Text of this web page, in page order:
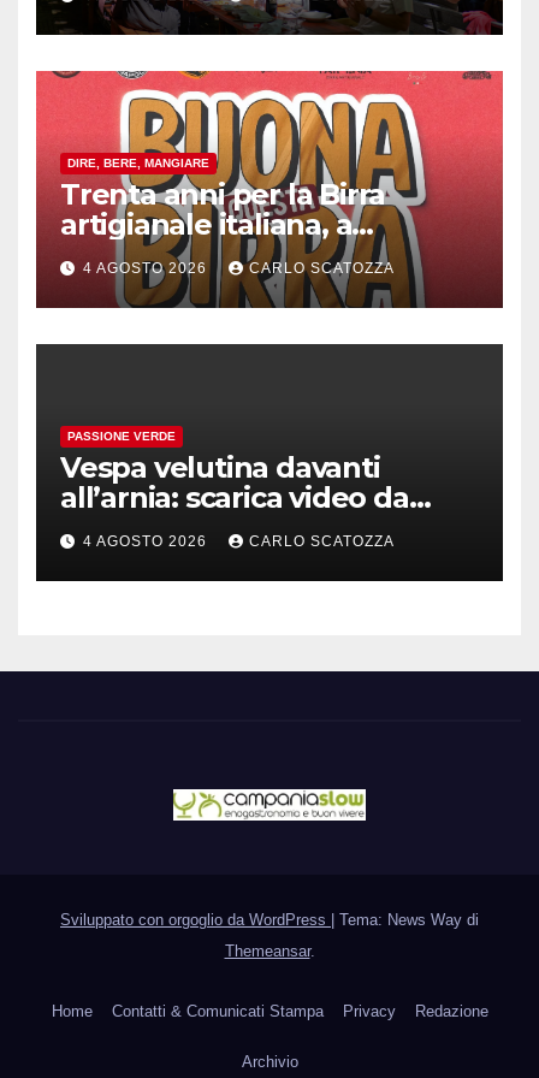
cibo
DIRE, BERE, MANGIARE
Trenta anni per la Birra
artigianale italiana, a
Pomigliano d’arco evento
celebrativo con birra speciale
4 AGOSTO 2026 CARLO SCATOZZA
PASSIONE VERDE
Vespa velutina davanti
all’arnia: scarica video da
TikTok prima che il post
sparisca
4 AGOSTO 2026 CARLO SCATOZZA
Sviluppato con orgoglio da WordPress
Tema: News Way di
Themeansar.
Home Contatti & Comunicati Stampa Privacy Redazione
Archivio